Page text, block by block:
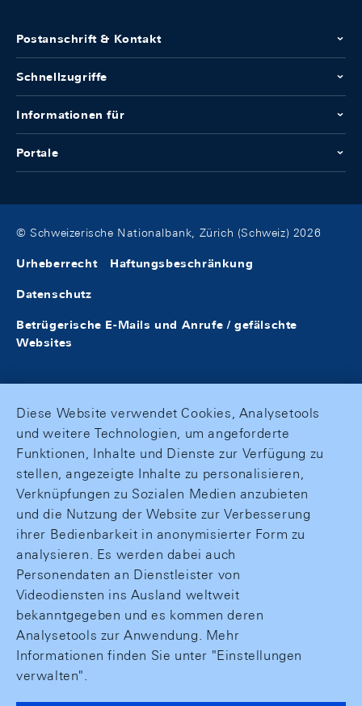
Postanschrift & Kontakt
Schnellzugriffe
Informationen für
Portale
© Schweizerische Nationalbank, Zürich (Schweiz) 2026
Urheberrecht Haftungsbeschränkung
Datenschutz
Betrügerische E-Mails und Anrufe / gefälschte
Websites
Diese Website verwendet Cookies, Analysetools
und weitere Technologien, um angeforderte
Funktionen, Inhalte und Dienste zur Verfügung zu
stellen, angezeigte Inhalte zu personalisieren,
Verknüpfungen zu Sozialen Medien anzubieten
und die Nutzung der Website zur Verbesserung
ihrer Bedienbarkeit in anonymisierter Form zu
analysieren. Es werden dabei auch
Personendaten an Dienstleister von
Videodiensten ins Ausland weltweit
bekanntgegeben und es kommen deren
Analysetools zur Anwendung. Mehr
Informationen finden Sie unter "Einstellungen
verwalten".